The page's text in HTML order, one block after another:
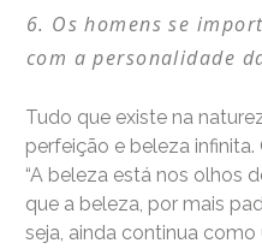
Os homens se
com a personalidade
Tudo que existe na
perfeição e beleza
“A beleza está nos olhos
que a beleza, por mais
seja, ainda continua